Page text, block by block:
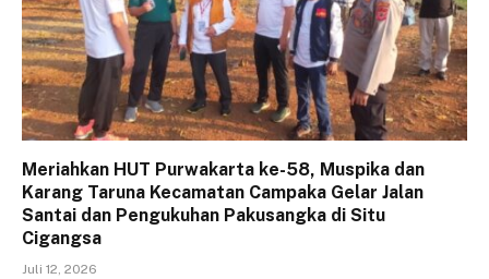
Meriahkan HUT Purwakarta ke-58, Muspika dan
Karang Taruna Kecamatan Campaka Gelar Jalan
Santai dan Pengukuhan Pakusangka di Situ
Cigangsa
Juli 12, 2026